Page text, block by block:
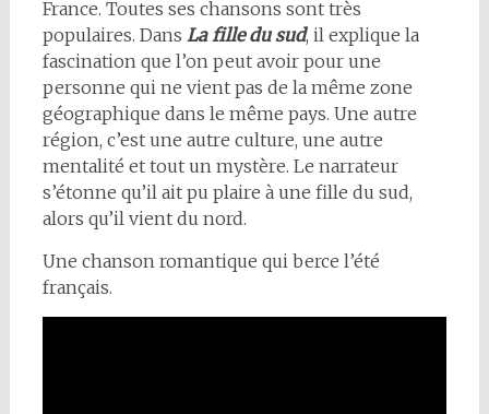
France. Toutes ses chansons sont très
populaires. Dans La fille du sud, il explique la
fascination que l’on peut avoir pour une
personne qui ne vient pas de la même zone
géographique dans le même pays. Une autre
région, c’est une autre culture, une autre
mentalité et tout un mystère. Le narrateur
s’étonne qu’il ait pu plaire à une fille du sud,
alors qu’il vient du nord.
Une chanson romantique qui berce l’été
français.